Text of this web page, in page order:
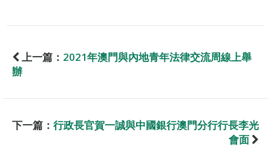
上一篇： 2021年澳門與內地青年法律交流周線上舉
辦
下一篇： 行政長官賀一誠與中國銀行澳門分行行長李光
會面